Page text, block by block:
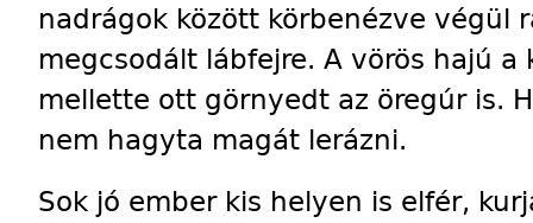
nadrágok között körbenézve végül
megcsodált lábfejre. A vörös hajú
mellette ott görnyedt az öregúr is.
nem hagyta magát lerázni.
Sok jó ember kis helyen is elfér,